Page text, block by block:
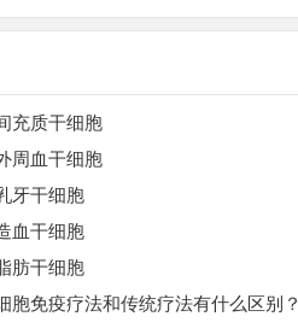
充质干细胞
周血干细胞
牙干细胞
血干细胞
肪干细胞
胞免疫疗法和传统疗法有什么区别？